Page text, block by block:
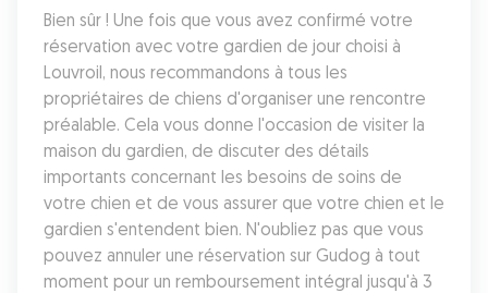
Bien sûr ! Une fois que vous avez confirmé votre
réservation avec votre gardien de jour choisi à
Louvroil, nous recommandons à tous les
propriétaires de chiens d'organiser une rencontre
préalable. Cela vous donne l'occasion de visiter la
maison du gardien, de discuter des détails
importants concernant les besoins de soins de
votre chien et de vous assurer que votre chien et le
gardien s'entendent bien. N'oubliez pas que vous
pouvez annuler une réservation sur Gudog à tout
moment pour un remboursement intégral jusqu'à 3